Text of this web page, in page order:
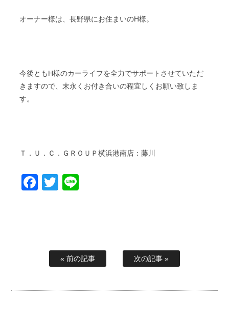
オーナー様は、長野県にお住まいのH様。
今後ともH様のカーライフを全力でサポートさせていただ
きますので、末永くお付き合いの程宜しくお願い致しま
す。
Ｔ．Ｕ．Ｃ．ＧＲＯＵＰ横浜港南店：藤川
Facebook
Twitter
« 前の記事 次の記事 »